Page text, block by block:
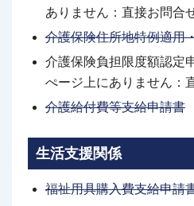
ありません：直接お問合
介護保険住所地特例適用
介護保険負担限度額認
ぺージ上にありません：
介護給付費等支給申請書
生活支援関係
福祉用具購入費支給申請